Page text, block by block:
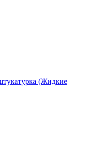
(Жидкие